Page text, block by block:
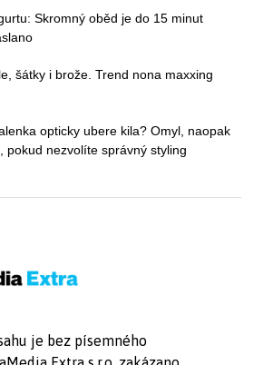
Skromný oběd je do 15 minut
šátky i brože. Trend nona maxxing
opticky ubere kila? Omyl, naopak
pokud nezvolíte správný styling
je bez písemného